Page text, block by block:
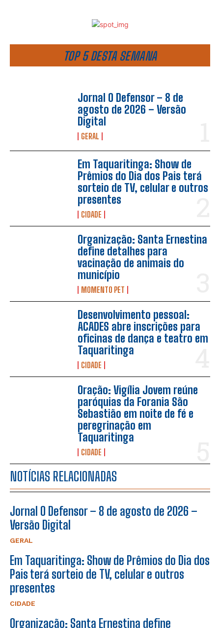
TOP 5 DESTA SEMANA
Jornal O Defensor – 8 de
agosto de 2026 – Versão
Digital
GERAL
Em Taquaritinga: Show de
Prêmios do Dia dos Pais terá
sorteio de TV, celular e outros
presentes
CIDADE
Organização: Santa Ernestina
define detalhes para
vacinação de animais do
município
MOMENTO PET
Desenvolvimento pessoal:
ACADES abre inscrições para
oficinas de dança e teatro em
Taquaritinga
CIDADE
Oração: Vigília Jovem reúne
paróquias da Forania São
Sebastião em noite de fé e
peregrinação em
Taquaritinga
CIDADE
NOTÍCIAS RELACIONADAS
Jornal O Defensor – 8 de agosto de 2026 –
Versão Digital
GERAL
Em Taquaritinga: Show de Prêmios do Dia dos
Pais terá sorteio de TV, celular e outros
presentes
CIDADE
Organização: Santa Ernestina define